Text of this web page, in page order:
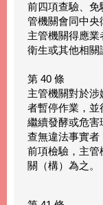
前四項查驗、免
管機關會同中央
主管機關得應
衛生或其他相關
第 40 條
主管機關對於
者暫停作業，
繼續發酵或危害
查無違法事實者
前項檢驗，主
關（構）為之。